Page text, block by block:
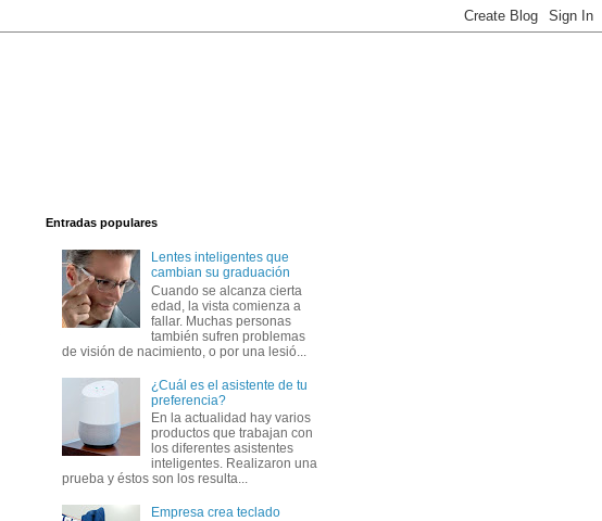
Entradas populares
Lentes inteligentes que
cambian su graduación
Cuando se alcanza cierta
edad, la vista comienza a
fallar. Muchas personas
también sufren problemas
de visión de nacimiento, o por una lesió...
¿Cuál es el asistente de tu
preferencia?
En la actualidad hay varios
productos que trabajan con
los diferentes asistentes
inteligentes. Realizaron una
prueba y éstos son los resulta...
Empresa crea teclado